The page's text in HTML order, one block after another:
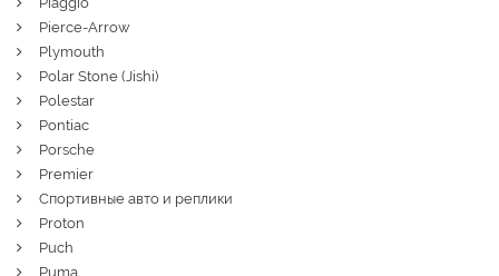
Pierce-Arrow
Plymouth
Polar Stone (Jishi)
Polestar
Pontiac
Porsche
Premier
Спортивные авто и реплики
Proton
Puch
Puma